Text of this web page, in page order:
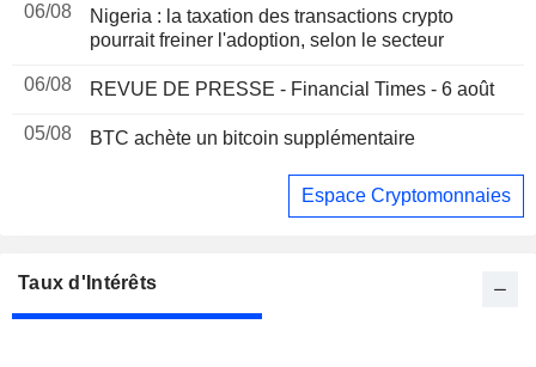
06/08
Nigeria : la taxation des transactions crypto
pourrait freiner l'adoption, selon le secteur
06/08 REVUE DE PRESSE - Financial Times - 6 août
05/08 BTC achète un bitcoin supplémentaire
Espace Cryptomonnaies
Taux d'Intérêts